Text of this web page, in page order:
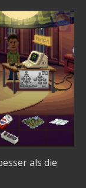
als die